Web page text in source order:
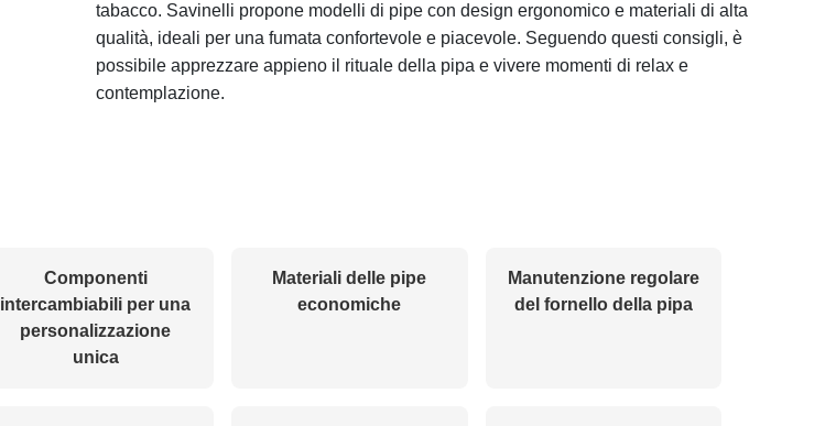
tabacco. Savinelli propone modelli di pipe con design ergonomico e materiali di alta
qualità, ideali per una fumata confortevole e piacevole. Seguendo questi consigli, è
possibile apprezzare appieno il rituale della pipa e vivere momenti di relax e
contemplazione.
Componenti
intercambiabili per una
personalizzazione
unica
Materiali delle pipe
economiche
Manutenzione regolare
del fornello della pipa